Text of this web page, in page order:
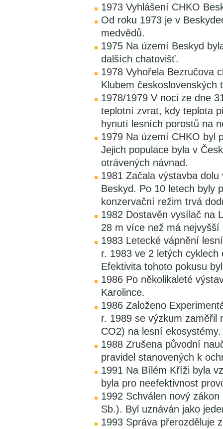
1973 Vyhlášení CHKO
Od roku 1973 je v
medvědů.
1975 Na území Beskyd
dalších chatovišť.
1978 Vyhořela Bezručova
Klubem československých
1978/1979 V noci ze dne
teplotní zvrat, kdy teplota
hynutí lesních porostů na
1979 Na území CHKO byl
Jejich populace byla v
otrávených návnad.
1981 Začala výstavba
Beskyd. Po 10 letech byly
konzervační režim trvá
1982 Dostavěn vysílač na
28 m více než má nejvyšší
1983 Letecké vápnění
r. 1983 ve 2 letých
Efektivita tohoto pokusu
1986 Po několikaleté
Karolince.
1986 Založeno
r. 1989 se výzkum zaměřil
CO2) na lesní ekosystémy.
1988 Zrušena původní
pravidel stanovených k
1991 Na Bílém Kříži byla
byla pro neefektivnost
1992 Schválen nový
Sb.). Byl uznáván jako
1993 Správa přerozděluje